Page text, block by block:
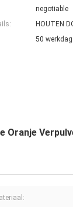
negotiable
HOUTEN
50
Oranje